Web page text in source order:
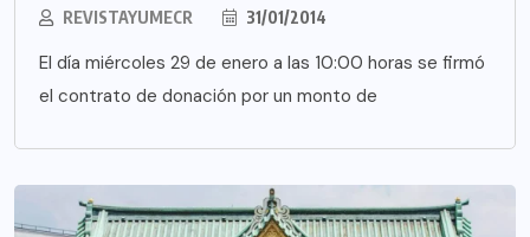
REVISTAYUMECR 31/01/2014
El día miércoles 29 de enero a las 10:00 horas se firmó
el contrato de donación por un monto de